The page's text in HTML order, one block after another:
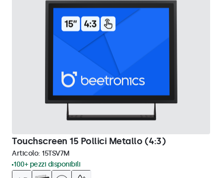
Touchscreen 15 Pollici Metallo (4:3)
Articolo: 15TSV7M
100+ pezzi disponibili